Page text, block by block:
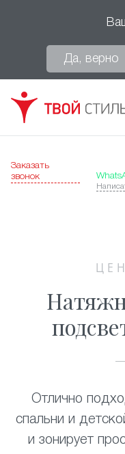
Да, верно
Заказать
звонок
Отлично
спальни и
и зонирует